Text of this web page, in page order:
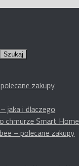
zakupy
jaka i dlaczego
chmurze Smart Home
– polecane zakupy